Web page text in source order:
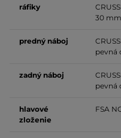
ráfiky
30 mm
predný náboj
pevná
zadný náboj
pevná
hlavové
zloženie
FSA